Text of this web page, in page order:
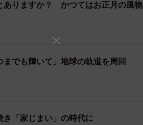
していない。布施などの浄財はもち
場にしているケースをよく見受ける
け取ることにして非課税にしてい
のためだ。また地方公共団体は宗教
ても課税していない。さらには収益
制上の優遇措置を設けているのだ。
。
ありますか？ かつてはお正月の風物
でも輝いて」地球の軌道を周回
「家じまい」の時代に